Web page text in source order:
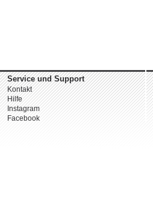
Service und Support
Kontakt
Hilfe
Instagram
Facebook